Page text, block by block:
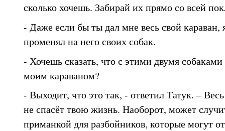
сколько хочешь. Забирай их прямо со всей
- Даже если бы ты дал мне весь свой караван,
променял на него своих собак.
- Хочешь сказать, что с этими двумя
моим караваном?
- Выходит, что это так, - ответил Татук. –
не спасёт твою жизнь. Наоборот, может
приманкой для разбойников, которые могут